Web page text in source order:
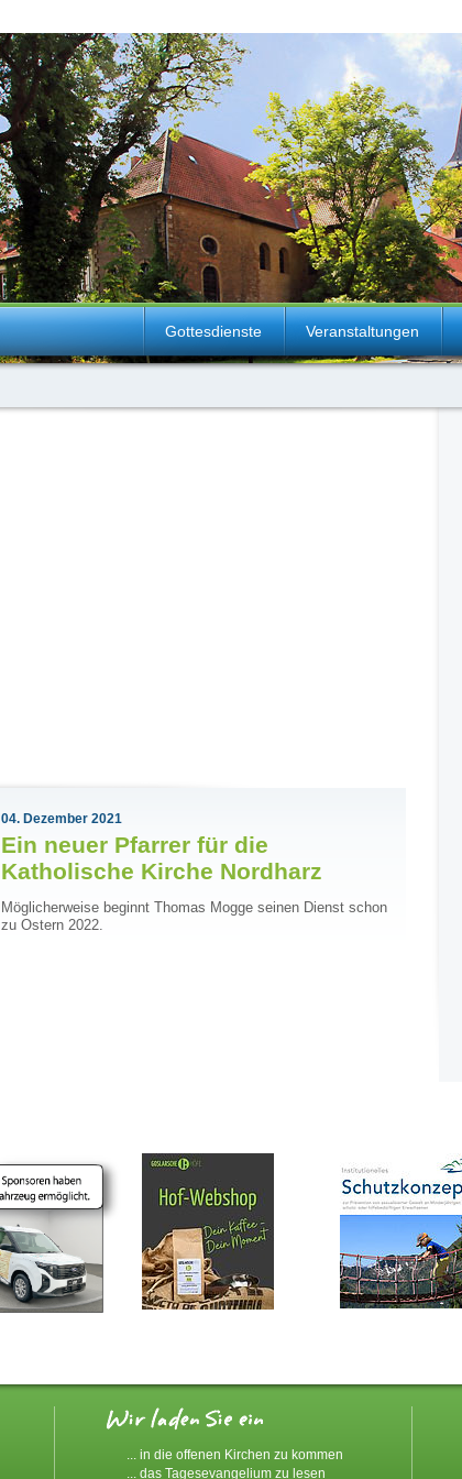
Gottesdienste Veranstaltungen
04. Dezember 2021
Ein neuer Pfarrer für die
Katholische Kirche Nordharz
Möglicherweise beginnt Thomas Mogge seinen Dienst schon
zu Ostern 2022.
... in die offenen Kirchen zu kommen
... das Tagesevangelium zu lesen